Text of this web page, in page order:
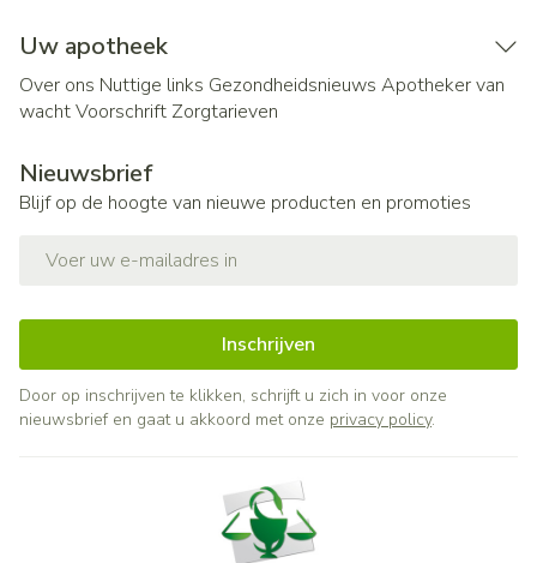
Uw apotheek
Over ons Nuttige links Gezondheidsnieuws Apotheker van
wachtVoorschrift Zorgtarieven
Nieuwsbrief
Blijf op de hoogte van nieuwe producten en promoties
Inschrijven
Door op inschrijven te klikken, schrijft u zich in voor onze
nieuwsbrief en gaat u akkoord met onze privacy policy.